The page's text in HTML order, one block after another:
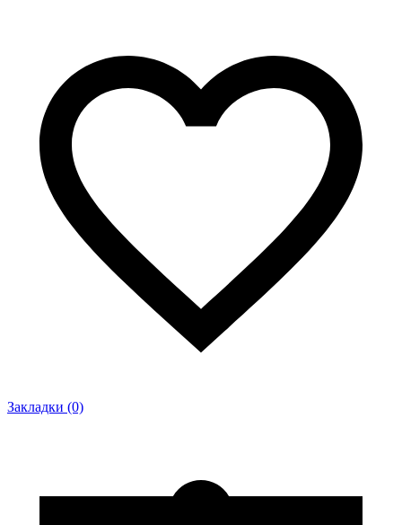
Закладки (0)